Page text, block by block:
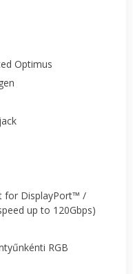
Optimus
for DisplayPort™ /
up to 120Gbps)
RGB